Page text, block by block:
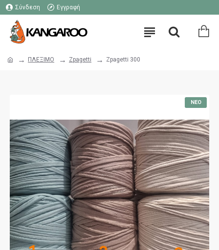
Σύνδεση Εγγραφή
ΠΛΕΞΙΜΟ Zpagetti Zpagetti 300
ΝΈΟ